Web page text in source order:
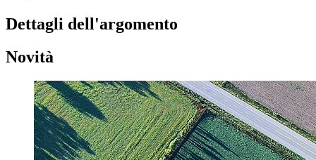
Dettagli dell'argomento
Novità